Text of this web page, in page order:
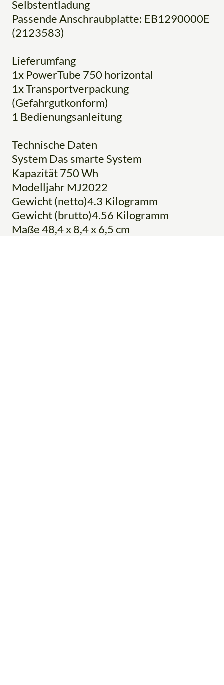
Selbstentladung
Passende Anschraubplatte: EB1290000E
(2123583)
Lieferumfang
1x PowerTube 750 horizontal
1x Transportverpackung
(Gefahrgutkonform)
1 Bedienungsanleitung
Technische Daten
System Das smarte System
Kapazität 750 Wh
Modelljahr MJ2022
Gewicht (netto)4.3 Kilogramm
Gewicht (brutto)4.56 Kilogramm
Maße 48,4 x 8,4 x 6,5 cm